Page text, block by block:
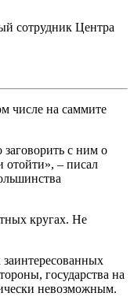
сотрудник Центра
числе на саммите
с ним о
отойти», – писал
кругах. Не
государства на
невозможным.